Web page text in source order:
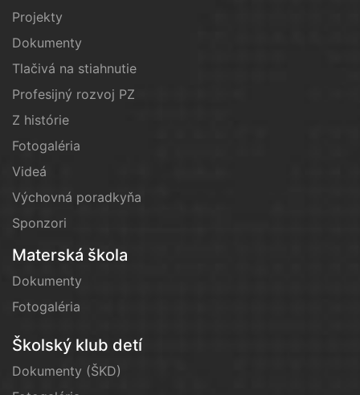
Projekty
Dokumenty
Tlačivá na stiahnutie
Profesijný rozvoj PZ
Z histórie
Fotogaléria
Videá
Výchovná poradkyňa
Sponzori
Materská škola
Dokumenty
Fotogaléria
Školský klub detí
Dokumenty (ŠKD)